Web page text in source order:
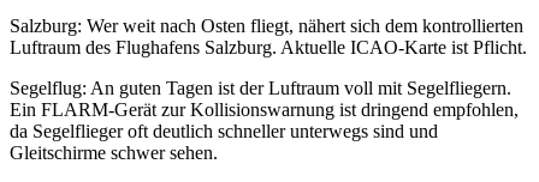
Salzburg: Wer weit nach Osten fliegt, nähert sich dem kontrollierten
Luftraum des Flughafens Salzburg. Aktuelle ICAO-Karte ist Pflicht.
Segelflug: An guten Tagen ist der Luftraum voll mit Segelfliegern.
Ein FLARM-Gerät zur Kollisionswarnung ist dringend empfohlen,
da Segelflieger oft deutlich schneller unterwegs sind und
Gleitschirme schwer sehen.